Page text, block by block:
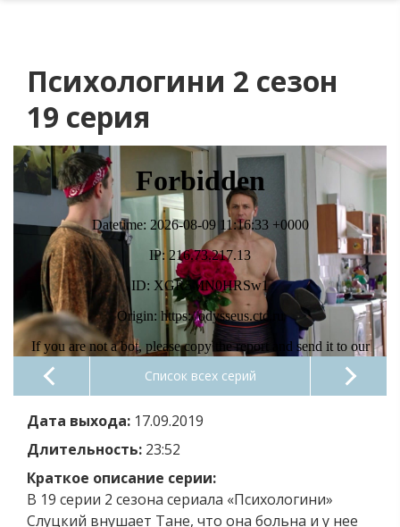
Психологини 2 сезон
19 серия
Список всех серий
Дата выхода: 17.09.2019
Длительность: 23:52
Краткое описание серии:
В 19 серии 2 сезона сериала «Психологини»
Слуцкий внушает Тане, что она больна и у нее